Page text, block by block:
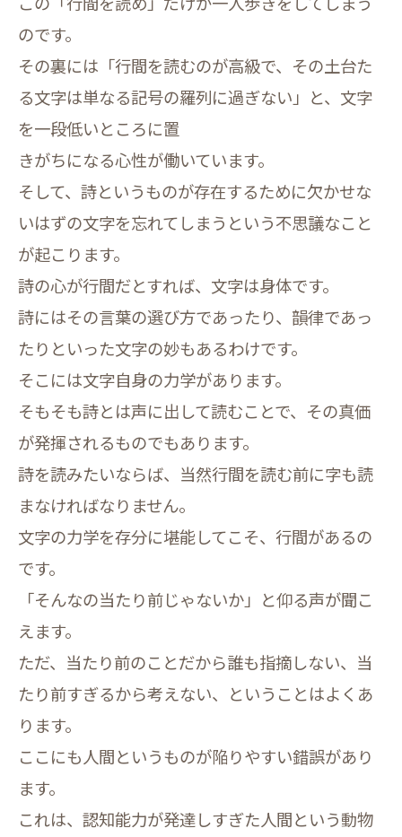
のです。
その裏には「行間を読むのが高級で、その土台た
る文字は単なる記号の羅列に過ぎない」と、文字
を一段低いところに置
きがちになる心性が働いています。
そして、詩というものが存在するために欠かせな
いはずの文字を忘れてしまうという不思議なこと
が起こります。
詩の心が行間だとすれば、文字は身体です。
詩にはその言葉の選び方であったり、韻律であっ
たりといった文字の妙もあるわけです。
そこには文字自身の力学があります。
そもそも詩とは声に出して読むことで、その真価
が発揮されるものでもあります。
詩を読みたいならば、当然行間を読む前に字も読
まなければなりません。
文字の力学を存分に堪能してこそ、行間があるの
です。
「そんなの当たり前じゃないか」と仰る声が聞こ
えます。
ただ、当たり前のことだから誰も指摘しない、当
たり前すぎるから考えない、ということはよくあ
ります。
ここにも人間というものが陥りやすい錯誤があり
ます。
これは、認知能力が発達しすぎた人間という動物